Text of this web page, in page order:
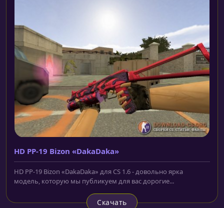
HD PP-19 Bizon «DakaDaka»
HD PP-19 Bizon «DakaDaka» для CS 1.6 - довольно ярка
модель, которую мы публикуем для вас дорогие...
Скачать